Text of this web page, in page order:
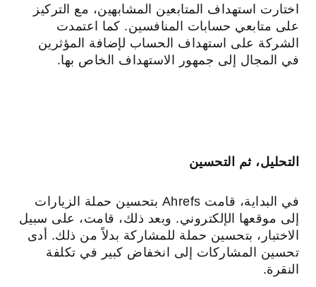
اختارت استهداف المتابعين المشابهين، مع التركيز
على متابعي حسابات المنافسين. كما اعتمدت
الشركة على استهداف الحساب لإضافة المؤثرين
في المجال إلى جمهور الاستهداف الخاص بها.
التحليل، ثم التحسين
في البداية، قامت Ahrefs بتحسين حملة الزيارات
إلى موقعها الإلكتروني. وبعد ذلك، قامت، على سبيل
الاختبار، بتحسين حملة للمشاركة بدلاً من ذلك. أدى
تحسين المشاركات إلى انخفاض كبير في تكلفة
النقرة.